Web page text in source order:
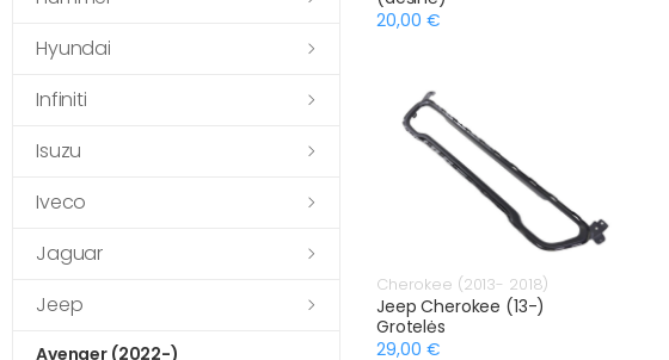
Hyundai
Infiniti
Isuzu
Iveco
Jaguar
Jeep
Avenger (2022-)
20,00 €
Cherokee (2013- 2018)
Jeep Cherokee (13-)
Grotelės
29,00 €